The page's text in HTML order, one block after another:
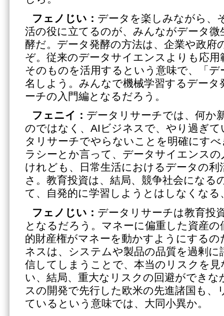
フェノじい： データを楽しみながら、
活の役に立てるのが、みんながデータ
酵だ。データ発酵の方法は、企業や政府
ぞ。従来のデータサイエンスよりも応用
そのものを活用するという意味で、「
名しよう。みんなで機械学習するデータ
ーチの入門編となるだろう。
フェニイ： データリサーチでは、何か
のではなく、AIビジネスで、やり過ぎ
タリサーチでやらないことを明確にす
ラシーとか言って、データサイエンス
けれども、日常生活におけるデータの利
さ。教育投資は、結局、競争社会になる
て、自発的に学習しようとはしなくなる
フェノじい： データリサーチは教育投
となるだろう。マネーに偏重した資産の
的財産権がマネーを動かすようにする
ネスは、システムや製品の品質を過剰に
信してしまうことで、本当のリスクを
い、結局、重大なリスクの回避ができ
スの開発で先行した欧米の先進諸国も、
ているという意味では、大同小異か。